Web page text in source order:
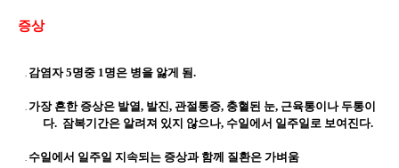
증상
. 감염자5명중 1명은 병을 앓게 됨.
.가장 흔한 증상은 발열, 발진,관절통증, 충혈된 눈, 근육통이나 두통이
다. 잠복기간은 알려져 있지 않으나, 수일에서 일주일로 보여진다.
. 수일에서 일주일 지속되는 증상과 함께 질환은 가벼움